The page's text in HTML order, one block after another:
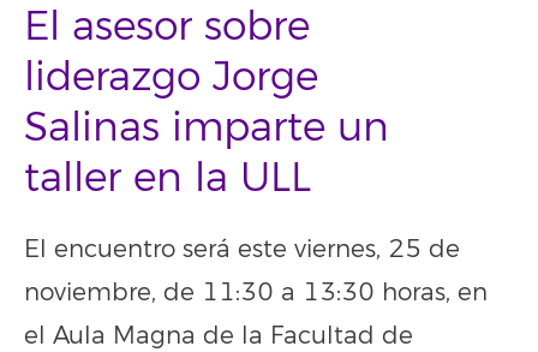
El asesor sobre
liderazgo Jorge
Salinas imparte un
taller en la ULL
El encuentro será este viernes, 25 de
noviembre, de 11:30 a 13:30 horas, en
el Aula Magna de la Facultad de